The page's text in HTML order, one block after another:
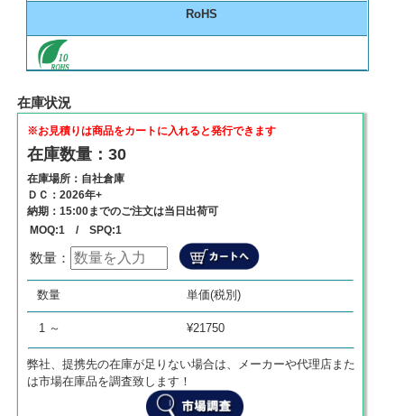
RoHS
在庫状況
※お見積りは商品をカートに入れると発行できます
在庫数量：30
在庫場所：自社倉庫
ＤＣ：2026年+
納期：15:00までのご注文は当日出荷可
MOQ:1 / SPQ:1
数量：
数量 単価 商品代金
0
数量 単価(税別)
1 ～ ¥21750
弊社、提携先の在庫が足りない場合は、メーカーや代理店また
は市場在庫品を調査致します！